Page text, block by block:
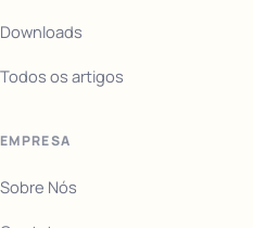
Downloads
Todos os artigos
EMPRESA
Sobre Nós